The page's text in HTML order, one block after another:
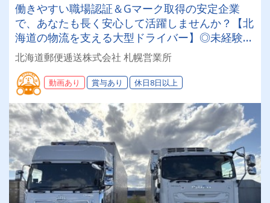
働きやすい職場認証＆Gマーク取得の安定企業
で、あなたも長く安心して活躍しませんか？【北
海道の物流を支える大型ドライバー】◎未経験歓
迎◎残業月平均8～9時間◎賞与年3回（昨年度実
績：計4.05ヶ月分）◎カゴ台車メイン
北海道郵便逓送株式会社 札幌営業所
動画あり 賞与あり 休日8日以上